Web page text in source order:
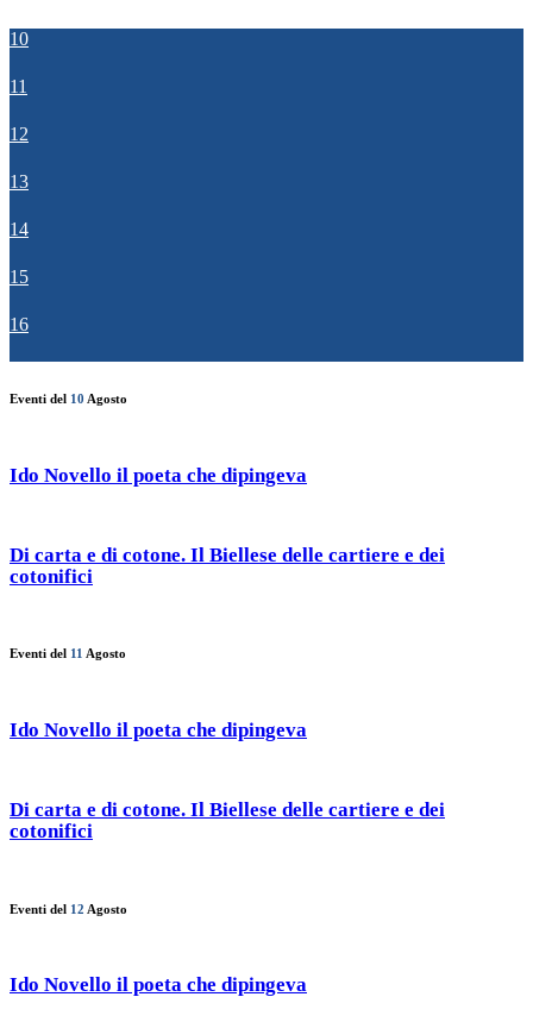
10
11
12
13
14
15
16
Eventi del 10 Agosto
Ido Novello il poeta che dipingeva
Di carta e di cotone. Il Biellese delle cartiere e dei
cotonifici
Eventi del 11 Agosto
Ido Novello il poeta che dipingeva
Di carta e di cotone. Il Biellese delle cartiere e dei
cotonifici
Eventi del 12 Agosto
Ido Novello il poeta che dipingeva